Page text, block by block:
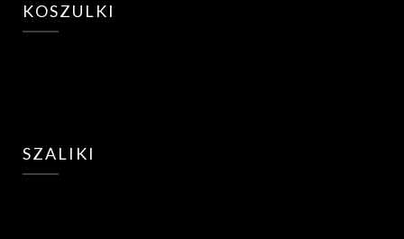
KOSZULKI
SZALIKI